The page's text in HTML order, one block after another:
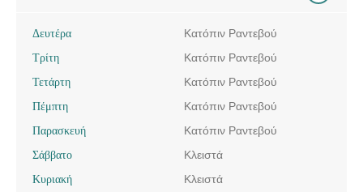
Δευτέρα
Κατόπιν Ραντεβού
Τρίτη
Κατόπιν Ραντεβού
Τετάρτη
Κατόπιν Ραντεβού
Πέμπτη
Κατόπιν Ραντεβού
Παρασκευή
Κατόπιν Ραντεβού
Σάββατο
Κλειστά
Κυριακή
Κλειστά